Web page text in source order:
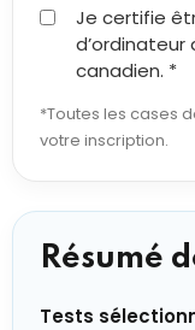
Je certifie
d’ordinateur
canadien. *
*Toutes les cases
votre inscription.
Résumé
Tests